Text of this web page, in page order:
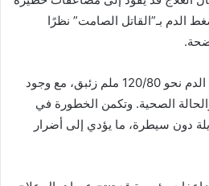
الدم بـ”القاتل الصامت” نظرًا
ويُعد المعدل الطبيعي لضغط الدم نحو 120/80 ملم زئبق، مع وجود
الصحية. وتكمن الخطورة في
دون سيطرة، ما يؤدي إلى أضرار